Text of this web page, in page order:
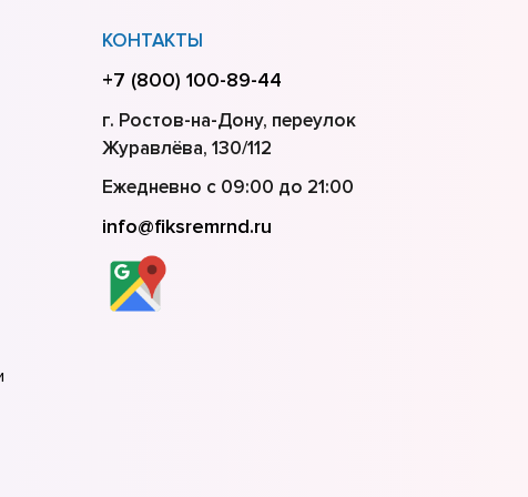
КОНТАКТЫ
+7 (800) 100-89-44
г. Ростов-на-Дону, переулок
Журавлёва, 130/112
Ежедневно с 09:00 до 21:00
info@fiksremrnd.ru